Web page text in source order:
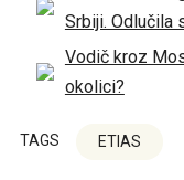
Srbiji. Odlučila
Vodič kroz
okolici?
TAGS ETIAS